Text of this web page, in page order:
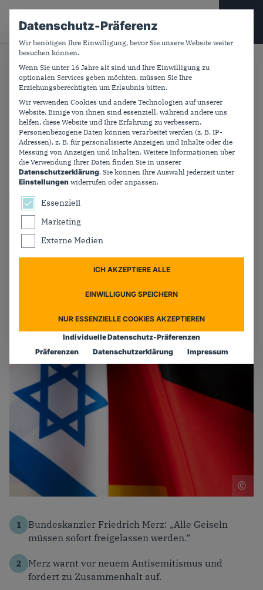
Suchfeld
CDU PLUS
Zurück
7. Oktober: An der Seite der
Opfer
Heute vor zwei Jahren überfielen Hamas-Terroristen
betont Bundeskanzler Friedrich Merz: Die
Bundesregierung unterstützt den Friedensprozess in
Nahost. Er ruft zur Solidarität mit Jüdinnen und Juden
in Deutschland auf.
Außenpolitik,Familienpolitik
Sicherheitspolitik
2 Min. Lesezeit
Bundeskanzler Friedrich Merz: „Alle Geiseln
müssen sofort freigelassen werden.“
Merz warnt vor neuem Antisemitismus und
fordert zu Zusammenhalt auf.
Datenschutz-Präferenz
Wir benötigen Ihre Einwilligung, bevor Sie unsere Website weiter
besuchen können.
Wenn Sie unter 16 Jahre alt sind und Ihre Einwilligung zu
optionalen Services geben möchten, müssen Sie Ihre
Erziehungsberechtigten um Erlaubnis bitten.
Wir verwenden Cookies und andere Technologien auf unserer
Website. Einige von ihnen sind essenziell, während andere uns
helfen, diese Website und Ihre Erfahrung zu verbessern.
Personenbezogene Daten können verarbeitet werden (z. B. IP-
Adressen), z. B. für personalisierte Anzeigen und Inhalte oder die
Messung von Anzeigen und Inhalten. Weitere Informationen über
die Verwendung Ihrer Daten finden Sie in unserer
Datenschutzerklärung. Sie können Ihre Auswahl jederzeit unter
Einstellungen widerrufen oder anpassen.
Es folgt eine Liste der Service-Gruppen, für die
Essenziell
Marketing
Externe Medien
ICH AKZEPTIERE ALLE
EINWILLIGUNG SPEICHERN
NUR ESSENZIELLE COOKIES AKZEPTIEREN
Individuelle Datenschutz-Präferenzen
Präferenzen
Datenschutzerklärung Impressum